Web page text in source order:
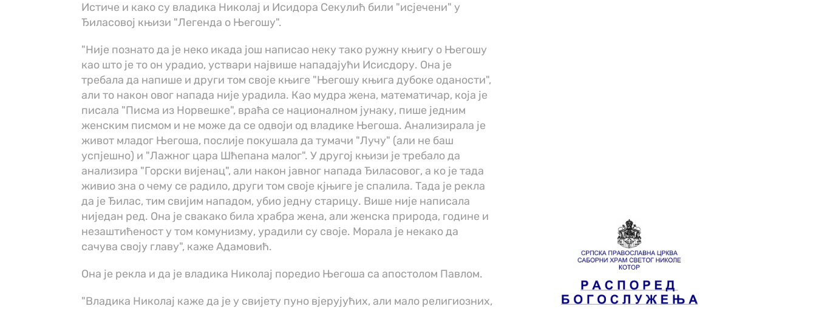
Истиче и како су владика Николај и Исидора Секулић били "исјечени" у
Ђиласовој књизи "Легенда о Његошу".
"Није познато да је неко икада још написао неку тако ружну књигу о Његошу
као што је то он урадио, уствари највише нападајући Исисдору. Она је
требала да напише и други том своје књиге "Његошу књига дубоке оданости",
али то након овог напада није урадила. Као мудра жена, математичар, која је
писала "Писма из Норвешке", враћа се националном јунаку, пише једним
женским писмом и не може да се одвоји од владике Његоша. Анализирала је
живот младог Његоша, послије покушала да тумачи "Лучу" (али не баш
успјешно) и "Лажног цара Шћепана малог". У другој књизи је требало да
анализира "Горски вијенац", али након јавног напада Ђиласовог, а ко је тада
живио зна о чему се радило, други том своје кјњиге је спалила. Тада је рекла
да је Ђилас, тим свијим нападом, убио једну старицу. Више није написала
ниједан ред. Она је свакако била храбра жена, али женска природа, године и
незаштићеност у том комунизму, урадили су своје. Морала је некако да
сачува своју главу", каже Адамовић.
Она је рекла и да је владика Николај поредио Његоша са апостолом Павлом.
"Владика Николај каже да је у свијету пуно вјерујућих, али мало религиозних,